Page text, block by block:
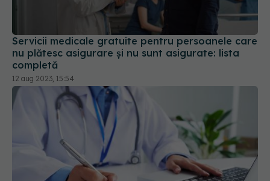
Servicii medicale gratuite pentru persoanele care
nu plătesc asigurare și nu sunt asigurate: lista
completă
12 aug 2023, 15:54